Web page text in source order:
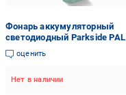
Фонарь аккумуляторный
светодиодный Parkside PAL
2200 A3 600Лм
(super7_100350471)
оценить
Нет в наличии